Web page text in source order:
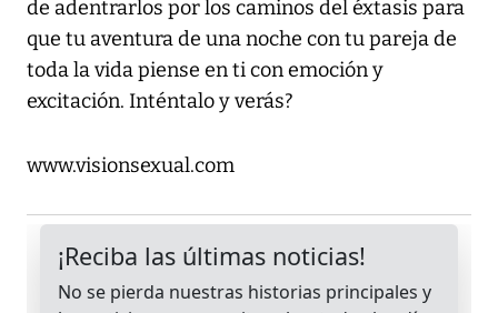
de adentrarlos por los caminos del éxtasis para
que tu aventura de una noche con tu pareja de
toda la vida piense en ti con emoción y
excitación. Inténtalo y verás?
www.visionsexual.com